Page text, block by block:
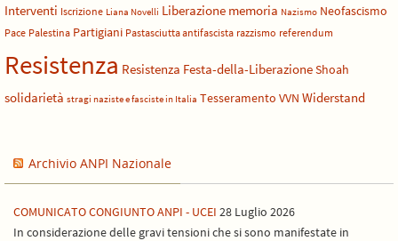
Interventi Iscrizione Liana Novelli Liberazione memoria Nazismo Neofascismo
Pace Palestina Partigiani Pastasciutta antifascista razzismo referendum
Resistenza Resistenza Festa-della-LiberazioneShoah
solidarietà stragi naziste e fasciste in Italia Tesseramento VVN Widerstand
Archivio ANPI Nazionale
COMUNICATO CONGIUNTO ANPI - UCEI 28 Luglio 2026
In considerazione delle gravi tensioni che si sono manifestate in